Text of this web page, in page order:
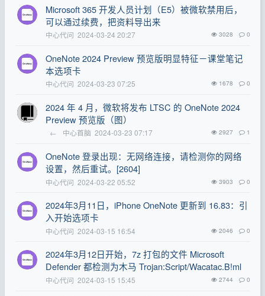
Microsoft 365 开发人员计划（E5）被微软禁用后，
可以通过续费，把资料导出来
中心代问 2024-03-24 20:27 3028 0
OneNote 2024 Preview 预览版明显特征－课堂笔记
本选项卡
中心代问 2024-03-23 07:25 1678 0
2024 年 4 月，微软将发布 LTSC 的 OneNote 2024
Preview 预览版（图）
← 中心首脑 2024-03-23 07:17 2927 1
OneNote 登录出现：无网络连接，请检测你的网络
设置，然后重试。[2604]
中心代问 2024-03-22 05:52 3903 0
2024年3月11日，iPhone OneNote 更新到 16.83：引
入开始选项卡
中心代问 2024-03-15 16:54 2046 0
2024年3月12日开始，7z 打包的文件 Microsoft
Defender 都检测为木马 Trojan:Script/Wacatac.B!ml
中心代问 2024-03-15 15:45 2744 0